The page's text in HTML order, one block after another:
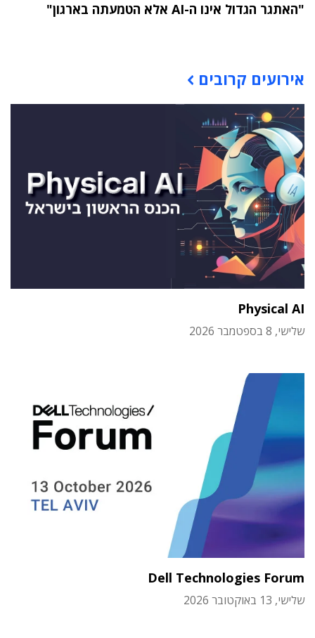
"האתגר הגדול אינו ה-AI אלא הטמעתה בארגון"
אירועים קרובים
Physical AI
שלישי, 8 בספטמבר 2026
Dell Technologies Forum
שלישי, 13 באוקטובר 2026